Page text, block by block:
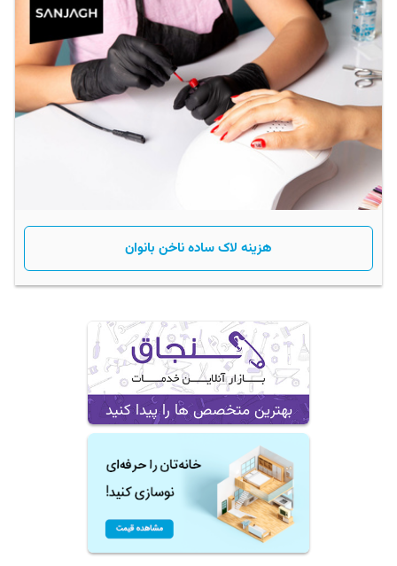
هزینه لاک ساده ناخن بانوان
بهترین متخصص ها را پیدا کنید